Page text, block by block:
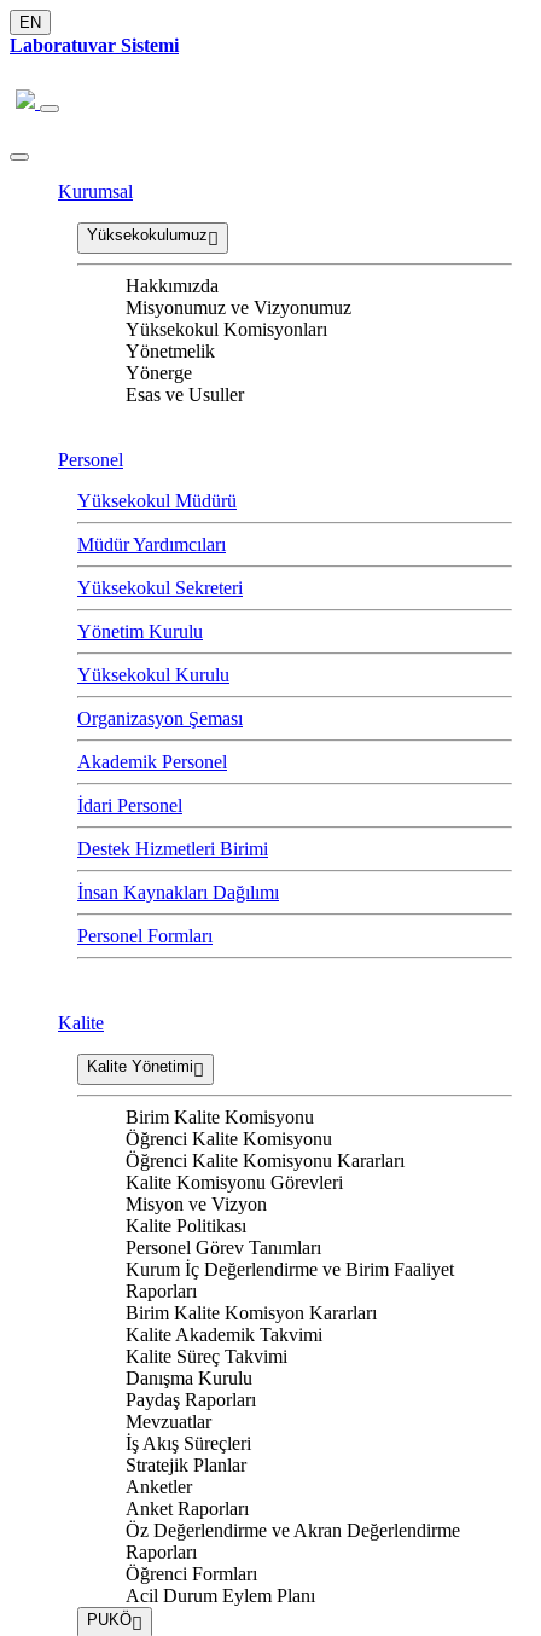
EN
Laboratuvar Sistemi
Kurumsal
Yüksekokulumuz
Hakkımızda
Misyonumuz ve Vizyonumuz
Yüksekokul Komisyonları
Yönetmelik
Yönerge
Esas ve Usuller
Personel
Yüksekokul Müdürü
Müdür Yardımcıları
Yüksekokul Sekreteri
Yönetim Kurulu
Yüksekokul Kurulu
Organizasyon Şeması
Akademik Personel
İdari Personel
Destek Hizmetleri Birimi
İnsan Kaynakları Dağılımı
Personel Formları
Kalite
Kalite Yönetimi
Birim Kalite Komisyonu
Öğrenci Kalite Komisyonu
Öğrenci Kalite Komisyonu Kararları
Kalite Komisyonu Görevleri
Misyon ve Vizyon
Kalite Politikası
Personel Görev Tanımları
Kurum İç Değerlendirme ve Birim Faaliyet
Raporları
Birim Kalite Komisyon Kararları
Kalite Akademik Takvimi
Kalite Süreç Takvimi
Danışma Kurulu
Paydaş Raporları
Mevzuatlar
İş Akış Süreçleri
Stratejik Planlar
Anketler
Anket Raporları
Öz Değerlendirme ve Akran Değerlendirme
Raporları
Öğrenci Formları
Acil Durum Eylem Planı
PUKÖ